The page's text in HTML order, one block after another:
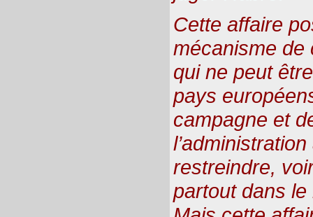
Cette affaire
mécanisme de
qui ne peut
pays
campagne et
restreindre,
partout dans